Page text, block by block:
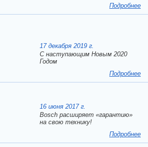
Подробнее
17 декабря 2019 г.
C наступающим Новым 2020
Годом
Подробнее
16 июня 2017 г.
Bosch расширяет «гарантию»
на свою технику!
Подробнее